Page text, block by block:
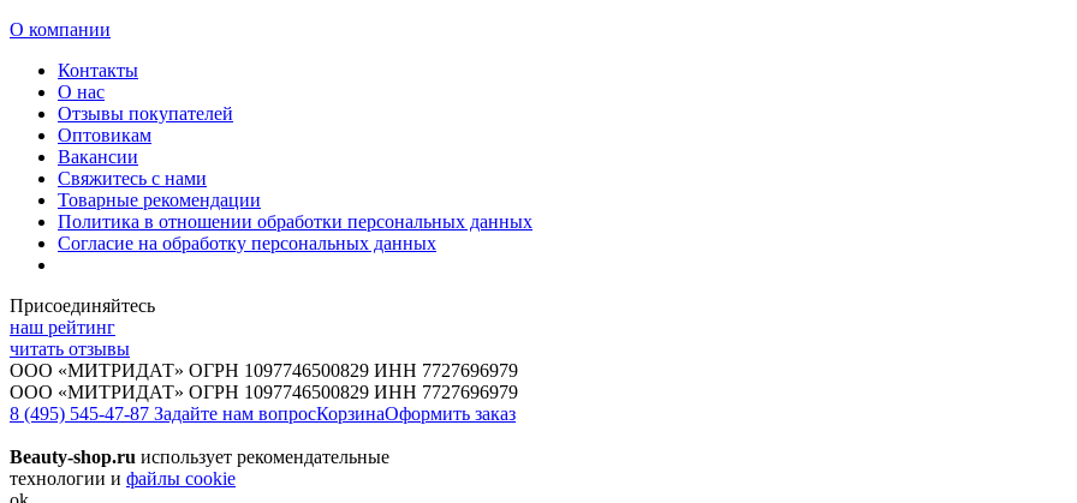
О компании
Контакты
О нас
Отзывы покупателей
Оптовикам
Вакансии
Свяжитесь с нами
Товарные рекомендации
Политика в отношении обработки персональных данных
Согласие на обработку персональных данных
Присоединяйтесь
наш рейтинг
читать отзывы
ООО «МИТРИДАТ» ОГРН 1097746500829 ИНН 7727696979
ООО «МИТРИДАТ» ОГРН 1097746500829 ИНН 7727696979
8 (495) 545-47-87 Задайте нам вопросКорзинаОформить заказ
Beauty-shop.ru использует рекомендательные
технологии и файлы cookie